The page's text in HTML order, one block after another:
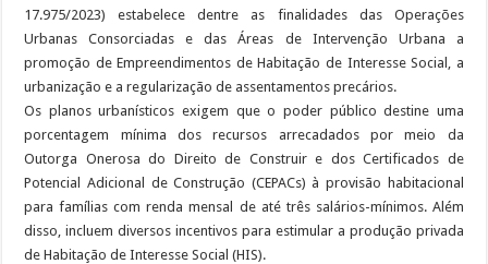
17.975/2023) estabelece dentre as finalidades das Operações
Urbanas Consorciadas e das Áreas de Intervenção Urbana a
promoção de Empreendimentos de Habitação de Interesse Social, a
urbanização e a regularização de assentamentos precários.
Os planos urbanísticos exigem que o poder público destine uma
porcentagem mínima dos recursos arrecadados por meio da
Outorga Onerosa do Direito de Construir e dos Certificados de
Potencial Adicional de Construção (CEPACs) à provisão habitacional
para famílias com renda mensal de até três salários-mínimos. Além
disso, incluem diversos incentivos para estimular a produção privada
de Habitação de Interesse Social (HIS).